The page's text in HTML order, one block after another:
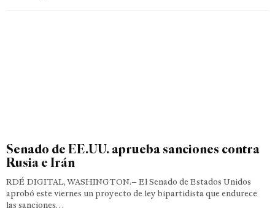
Senado de EE.UU. aprueba sanciones contra
Rusia e Irán
RDÉ DIGITAL, WASHINGTON.– El Senado de Estados Unidos
aprobó este viernes un proyecto de ley bipartidista que endurece
las sanciones…